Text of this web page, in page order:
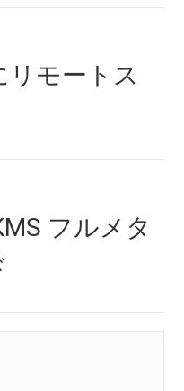
リモートス
フルメタ